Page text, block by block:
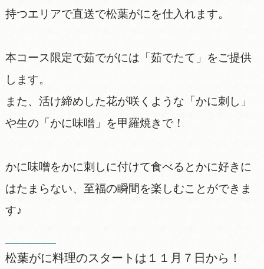
持つエリアで直送で松葉がにを仕入れます。
本コース限定で茹でがには「茹でたて」をご提供
します。
また、活け締めした花が咲くような「かに刺し」
や生の「かに味噌」を甲羅焼きで！
かに味噌をかに刺しに付けて食べるとかに好きに
はたまらない、至福の瞬間を楽しむことができま
す♪
松葉がに料理のスタートは１１月７日から！